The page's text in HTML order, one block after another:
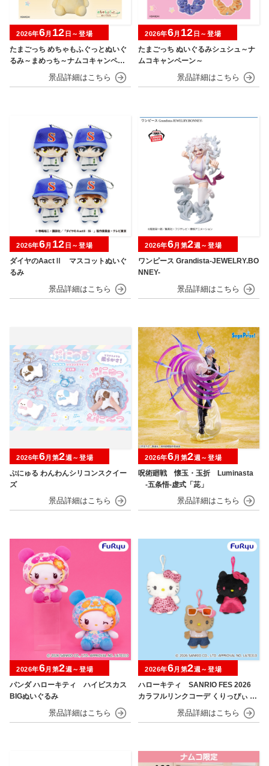
たまごっち めちゃもふぐっとぬいぐ
るみ～まめっち～ナムコキャンペー
2026年6月 12 日～登場
たまごっち ぬいぐるみシュシュ～ナ
ムコキャンペーン～
2026年6月 12 日～登場
ダイヤのAactⅡ マスコットぬいぐ
るみ
2026年6月 12 日～登場
ワンピース Grandista-JEWELRY.BO
NNEY-
2026年6月第2週～登場
ぷにゅる わんわんシリコンスクイー
ズ
2026年6月第2週～登場
呪術廻戦 懐玉・玉折 Luminasta
‐五条悟‐虚式「茈」
2026年6月第2週～登場
パンダ ハローキティ ハイビスカス
BIGぬいぐるみ
2026年6月第2週～登場
ハローキティ SANRIO FES 2026
カラフルリンクコーデ くりっぴぃ ぬ
2026年6月第2週～登場